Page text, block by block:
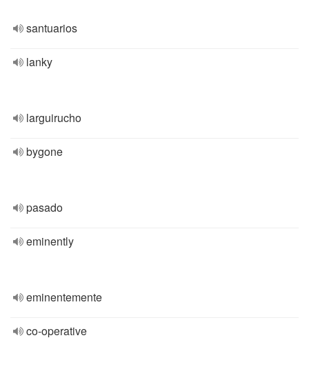
santuarios
lanky
larguirucho
bygone
pasado
eminently
eminentemente
co-operative